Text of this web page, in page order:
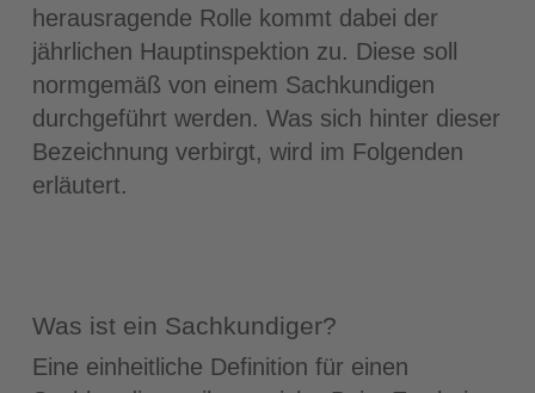
herausragende Rolle kommt dabei der
jährlichen Hauptinspektion zu. Diese soll
normgemäß von einem Sachkundigen
durchgeführt werden. Was sich hinter dieser
Bezeichnung verbirgt, wird im Folgenden
erläutert.
Was ist ein Sachkundiger?
Eine einheitliche Definition für einen